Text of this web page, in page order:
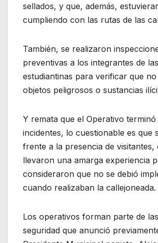
sellados, y que, además,
cumpliendo con las rutas de las
También, se realizaron
preventivas a los integrantes de las
estudiantinas para verificar que
objetos peligrosos o sustancias
Y remata que el Operativo terminó
incidentes, lo cuestionable es que
frente a la presencia de visitantes,
llevaron una amarga experiencia
consideraron que no se debió
cuando realizaban la callejoneada.
Los operativos forman parte de
seguridad que anunció